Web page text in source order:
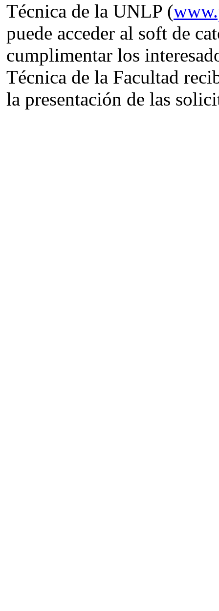
Técnica de la UNLP (
puede acceder al soft de
cumplimentar los
Técnica de la Facultad
la presentación de las